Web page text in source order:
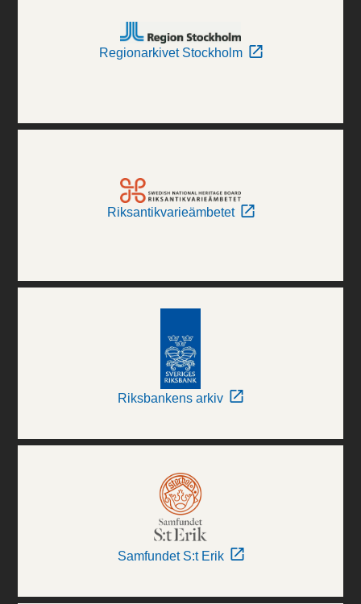
Regionarkivet Stockholm
Riksantikvarieämbetet
Riksbankens arkiv
Samfundet S:t Erik